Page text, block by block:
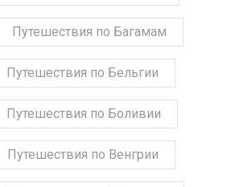
Путешествия по Багамам
Путешествия по Бельгии
Путешествия по Боливии
Путешествия по Венгрии